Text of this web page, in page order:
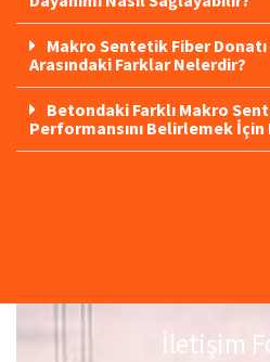
Makro Sentetik Fiber
Arasındaki Farklar Nelerdir?
Betondaki Farklı Makro
Performansını Belirlemek İçin
İletişim